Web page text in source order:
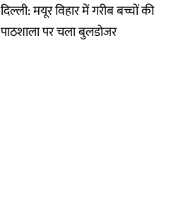
दिल्ली: मयूर विहार में गरीब बच्चों की
पाठशाला पर चला बुलडोजर